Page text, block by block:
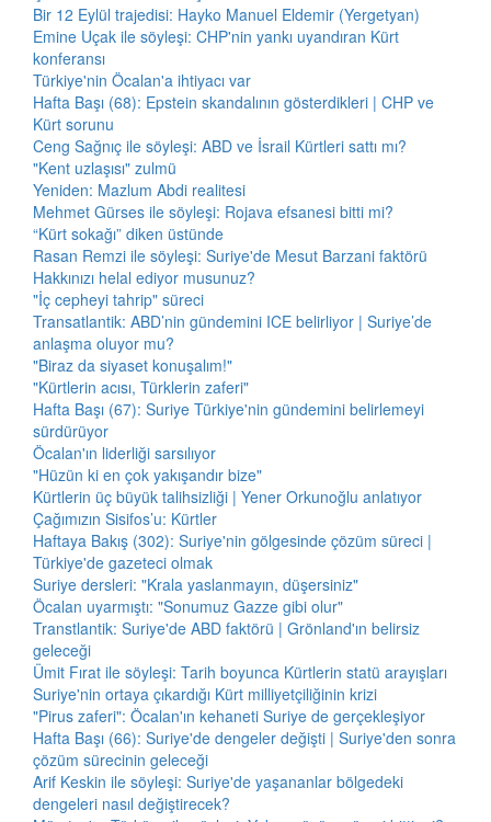
Bir 12 Eylül trajedisi: Hayko Manuel Eldemir (Yergetyan)
Emine Uçak ile söyleşi: CHP'nin yankı uyandıran Kürt
konferansı
Türkiye'nin Öcalan'a ihtiyacı var
Hafta Başı (68): Epstein skandalının gösterdikleri | CHP ve
Kürt sorunu
Ceng Sağnıç ile söyleşi: ABD ve İsrail Kürtleri sattı mı?
"Kent uzlaşısı" zulmü
Yeniden: Mazlum Abdi realitesi
Mehmet Gürses ile söyleşi: Rojava efsanesi bitti mi?
“Kürt sokağı” diken üstünde
Rasan Remzi ile söyleşi: Suriye'de Mesut Barzani faktörü
Hakkınızı helal ediyor musunuz?
"İç cepheyi tahrip" süreci
Transatlantik: ABD’nin gündemini ICE belirliyor | Suriye’de
anlaşma oluyor mu?
"Biraz da siyaset konuşalım!"
"Kürtlerin acısı, Türklerin zaferi"
Hafta Başı (67): Suriye Türkiye'nin gündemini belirlemeyi
sürdürüyor
Öcalan'ın liderliği sarsılıyor
"Hüzün ki en çok yakışandır bize"
Kürtlerin üç büyük talihsizliği | Yener Orkunoğlu anlatıyor
Çağımızın Sisifos’u: Kürtler
Haftaya Bakış (302): Suriye'nin gölgesinde çözüm süreci |
Türkiye'de gazeteci olmak
Suriye dersleri: "Krala yaslanmayın, düşersiniz"
Öcalan uyarmıştı: "Sonumuz Gazze gibi olur"
Transtlantik: Suriye'de ABD faktörü | Grönland'ın belirsiz
geleceği
Ümit Fırat ile söyleşi: Tarih boyunca Kürtlerin statü arayışları
Suriye'nin ortaya çıkardığı Kürt milliyetçiliğinin krizi
"Pirus zaferi": Öcalan'ın kehaneti Suriye de gerçekleşiyor
Hafta Başı (66): Suriye'de dengeler değişti | Suriye'den sonra
çözüm sürecinin geleceği
Arif Keskin ile söyleşi: Suriye'de yaşananlar bölgedeki
dengeleri nasıl değiştirecek?